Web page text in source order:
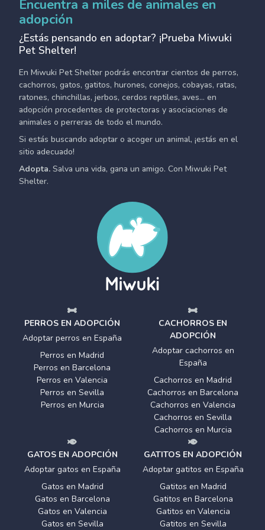
Encuentra a miles de animales en
adopción
¿Estás pensando en adoptar? ¡Prueba Miwuki
Pet Shelter!
En Miwuki Pet Shelter podrás encontrar cientos de perros,
cachorros, gatos, gatitos, hurones, conejos, cobayas, ratas,
ratones, chinchillas, jerbos, cerdos reptiles, aves... en
adopción procedentes de protectoras y asociaciones de
animales o perreras de todo el mundo.
Si estás buscando adoptar o acoger un animal, ¡estás en el
sitio adecuado!
Adopta. Salva una vida, gana un amigo. Con Miwuki Pet
Shelter.
PERROS EN ADOPCIÓN
Adoptar perros en España
Perros en Madrid
Perros en Barcelona
Perros en Valencia
Perros en Sevilla
Perros en Murcia
CACHORROS EN
ADOPCIÓN
Adoptar cachorros en
España
Cachorros en Madrid
Cachorros en Barcelona
Cachorros en Valencia
Cachorros en Sevilla
Cachorros en Murcia
GATOS EN ADOPCIÓN
Adoptar gatos en España
Gatos en Madrid
Gatos en Barcelona
Gatos en Valencia
Gatos en Sevilla
GATITOS EN ADOPCIÓN
Adoptar gatitos en España
Gatitos en Madrid
Gatitos en Barcelona
Gatitos en Valencia
Gatitos en Sevilla